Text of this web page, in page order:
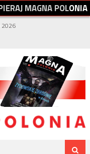
IERAJMAGNAPOLONIA
2026